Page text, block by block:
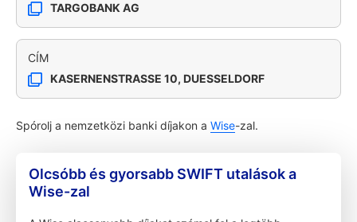
TARGOBANK AG
CÍM
KASERNENSTRASSE 10, DUESSELDORF
Spórolj a nemzetközi banki díjakon a Wise-zal.
Olcsóbb és gyorsabb SWIFT utalások a
Wise-zal